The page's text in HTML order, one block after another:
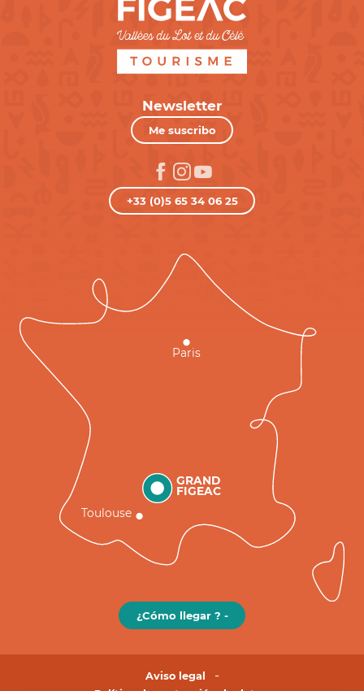
Newsletter
Me suscribo
+33 (0)5 65 34 06 25
GRAND
FIGEAC
Toulouse
Paris
¿Cómo llegar ? -
Aviso legal